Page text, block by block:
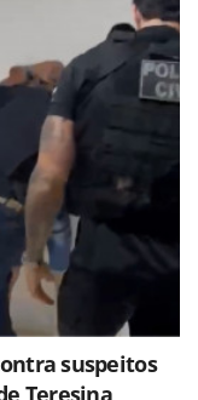
suspeitos
Teresina